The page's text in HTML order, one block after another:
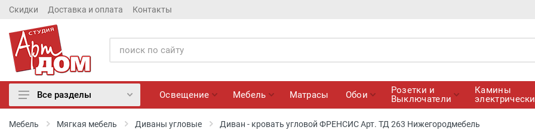
Скидки Доставка и оплата Контакты
Все разделы Освещение Мебель Матрасы Обои
Розетки и
Выключатели
Камины
Мебель Мягкая мебель Диваны угловые Диван - кровать угловой ФРЕНСИС Арт. ТД 263 Нижегородмебель